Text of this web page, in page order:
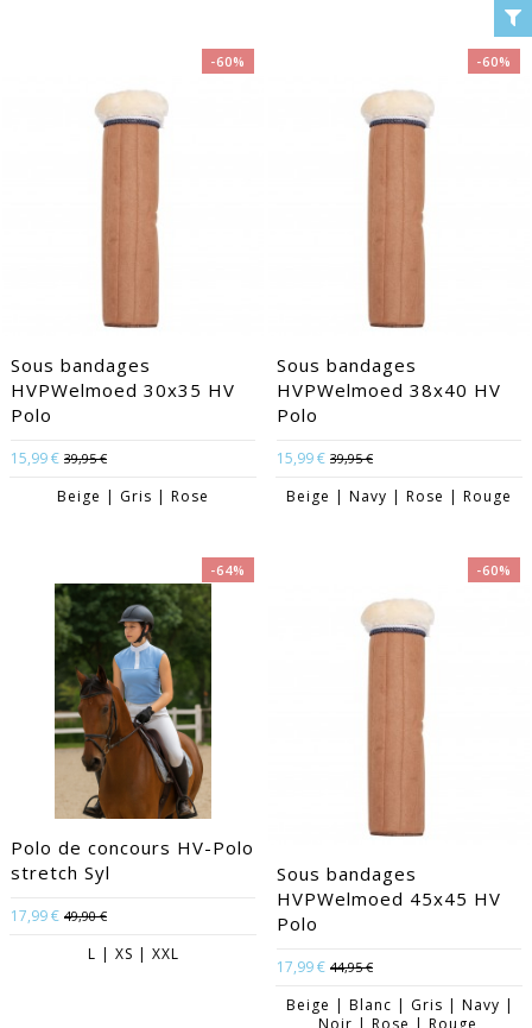
-60%
Sous bandages
HVPWelmoed 30x35 HV
Polo
15,99 € 39,95 €
Beige | Gris | Rose
-60%
Sous bandages
HVPWelmoed 38x40 HV
Polo
15,99 € 39,95 €
Beige | Navy | Rose | Rouge
-64%
Polo de concours HV-Polo
stretch Syl
17,99 € 49,90 €
L | XS | XXL
-60%
Sous bandages
HVPWelmoed 45x45 HV
Polo
17,99 € 44,95 €
Beige | Blanc | Gris | Navy |